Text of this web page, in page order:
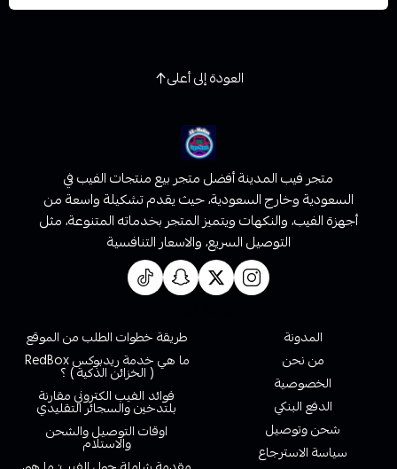
العودة إلى أعلى
متجر فيب المدينة أفضل متجر بيع منتجات الفيب في
السعودية وخارج السعودية، حيث يقدم تشكيلة واسعة من
أجهزة الفيب، والنكهات ويتميز المتجر بخدماته المتنوعة، مثل
التوصيل السريع، والاسعار التنافسية
المدونة
من نحن
الخصوصية
الدفع البنكي
شحن وتوصيل
سياسة الاسترجاع
طريقة خطوات الطلب من الموقع
ما هي خدمة ريدبوكس RedBox
( الخزائن الذكية ) ؟
فوائد الفيب الكتروني مقارنة
بلتدخين والسجائر التقليدي
اوقات التوصيل والشحن
والاستلام